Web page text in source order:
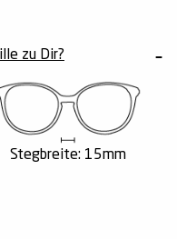
zu Dir?
Stegbreite: 15mm